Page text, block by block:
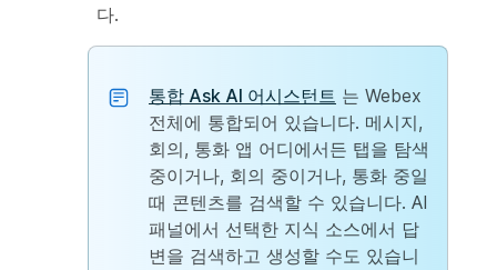
다.
통합 Ask AI 어시스턴트 는 Webex
전체에 통합되어 있습니다. 메시지,
회의, 통화 앱 어디에서든 탭을 탐색
중이거나, 회의 중이거나, 통화 중일
때 콘텐츠를 검색할 수 있습니다. AI
패널에서 선택한 지식 소스에서 답
변을 검색하고 생성할 수도 있습니